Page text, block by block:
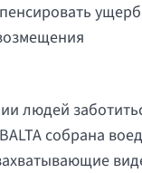
людей
собрана